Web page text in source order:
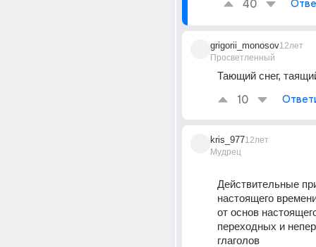
40
grigorii_monosov
Просветленный
12лет
Тающий снег,
10
kris_977
Мудрец
12лет
Действительные
настоящего
от основ
переходных и
глаголов